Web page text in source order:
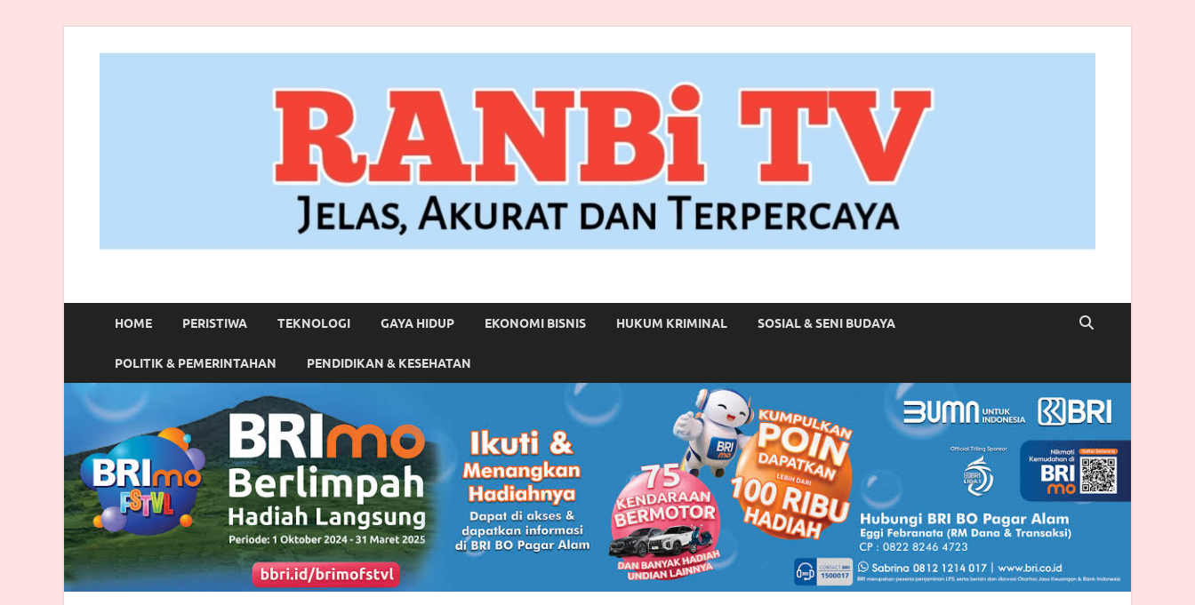
RANBITV.COM
HOME PERISTIWA TEKNOLOGI GAYA HIDUP EKONOMI BISNIS HUKUM KRIMINAL SOSIAL & SENI BUDAYA
POLITIK & PEMERINTAHAN PENDIDIKAN & KESEHATAN